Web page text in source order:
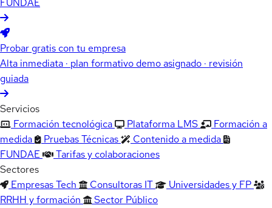
FUNDAE
Probar gratis con tu empresa
Alta inmediata · plan formativo demo asignado · revisión
guiada
Servicios
Formación tecnológica
Plataforma LMS
Formación a
medida
Pruebas Técnicas
Contenido a medida
FUNDAE
Tarifas y colaboraciones
Sectores
Empresas Tech
Consultoras IT
Universidades y FP
RRHH y formación
Sector Público